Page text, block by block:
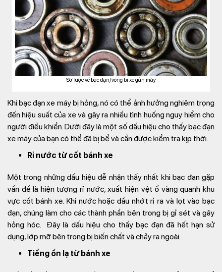
Sơ lược về bạc đạn/vòng bi xe gắn máy
Khi bạc đạn xe máy bị hỏng, nó có thể ảnh hưởng nghiêm trọng
đến hiệu suất của xe và gây ra nhiều tình huống nguy hiểm cho
người điều khiển. Dưới đây là một số dấu hiệu cho thấy bạc đạn
xe máy của bạn có thể đã bị bể và cần được kiểm tra kịp thời.
Rỉ nước từ cốt bánh xe
Một trong những dấu hiệu dễ nhận thấy nhất khi bạc đạn gặp
vấn đề là hiện tượng rỉ nước, xuất hiện vệt ố vàng quanh khu
vực cốt bánh xe. Khi nước hoặc dầu nhớt rỉ ra và lọt vào bạc
đạn, chúng làm cho các thành phần bên trong bị gỉ sét và gây
hỏng hóc. Đây là dấu hiệu cho thấy bạc đạn đã hết hạn sử
dụng, lớp mỡ bên trong bị biến chất và chảy ra ngoài.
Tiếng ồn lạ từ bánh xe